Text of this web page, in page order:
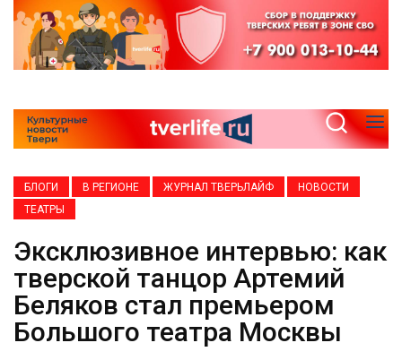
БЛОГИ В РЕГИОНЕ ЖУРНАЛ ТВЕРЬЛАЙФ
НОВОСТИ
ТЕАТРЫ
Эксклюзивное интервью: как
тверской танцор Артемий
Беляков стал премьером
Большого театра Москвы